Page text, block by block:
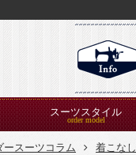
スーツスタイル
ースーツコラム 着こなし